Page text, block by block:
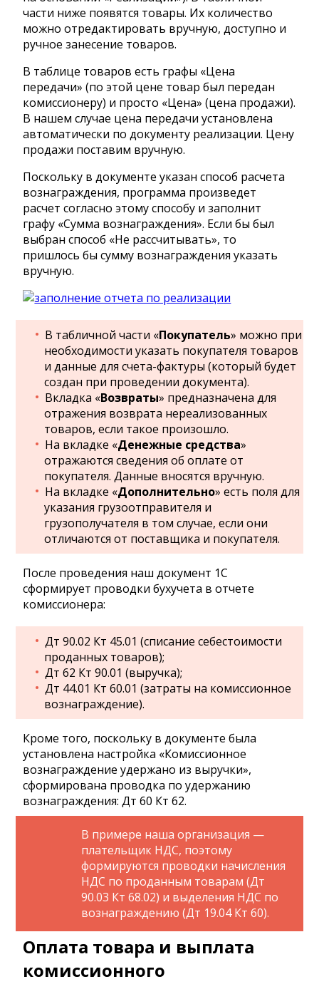
части ниже появятся товары. Их количество
можно отредактировать вручную, доступно и
ручное занесение товаров.
В таблице товаров есть графы «Цена
передачи» (по этой цене товар был передан
комиссионеру) и просто «Цена» (цена продажи).
В нашем случае цена передачи установлена
автоматически по документу реализации. Цену
продажи поставим вручную.
Поскольку в документе указан способ расчета
вознаграждения, программа произведет
расчет согласно этому способу и заполнит
графу «Сумма вознаграждения». Если бы был
выбран способ «Не рассчитывать», то
пришлось бы сумму вознаграждения указать
вручную.
В табличной части «Покупатель» можно при
необходимости указать покупателя товаров
и данные для счета-фактуры (который будет
создан при проведении документа).
Вкладка «Возвраты» предназначена для
отражения возврата нереализованных
товаров, если такое произошло.
На вкладке «Денежные средства»
отражаются сведения об оплате от
покупателя. Данные вносятся вручную.
На вкладке «Дополнительно» есть поля для
указания грузоотправителя и
грузополучателя в том случае, если они
отличаются от поставщика и покупателя.
После проведения наш документ 1С
сформирует проводки бухучета в отчете
комиссионера:
Дт 90.02 Кт 45.01 (списание себестоимости
проданных товаров);
Дт 62 Кт 90.01 (выручка);
Дт 44.01 Кт 60.01 (затраты на комиссионное
вознаграждение).
Кроме того, поскольку в документе была
установлена настройка «Комиссионное
вознаграждение удержано из выручки»,
сформирована проводка по удержанию
вознаграждения: Дт 60 Кт 62.
В примере наша организация —
плательщик НДС, поэтому
формируются проводки начисления
НДС по проданным товарам (Дт
90.03 Кт 68.02) и выделения НДС по
вознаграждению (Дт 19.04 Кт 60).
Оплата товара и выплата
комиссионного